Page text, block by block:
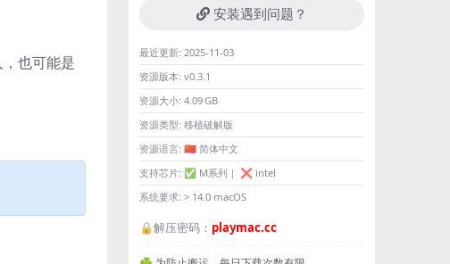
也可能是
安装遇到问题？
最近更新: 2025-11-03
资源版本: v0.3.1
资源大小: 4.09 GB
资源类型: 移植破解版
资源语言: 🇨🇳 简体中文
支持芯片: ✅ M系列｜ ❌ intel
系统要求: > 14.0 macOS
🔒解压密码： playmac.cc